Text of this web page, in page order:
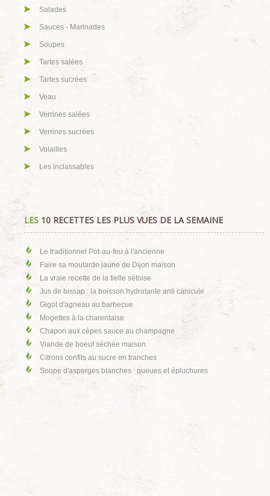
Salades
Sauces - Marinades
Soupes
Tartes salées
Tartes sucrées
Veau
Verrines salées
Verrines sucrées
Volailles
Les inclassables
LES 10 RECETTES LES PLUS VUES DE LA SEMAINE
Le traditionnel Pot-au-feu à l'ancienne
Faire sa moutarde jaune de Dijon maison
La vraie recette de la tielle sètoise
Jus de bissap : la boisson hydratante anti canicule
Gigot d'agneau au barbecue
Mogettes à la charentaise
Chapon aux cèpes sauce au champagne
Viande de boeuf séchée maison
Citrons confits au sucre en tranches
Soupe d'asperges blanches : queues et épluchures